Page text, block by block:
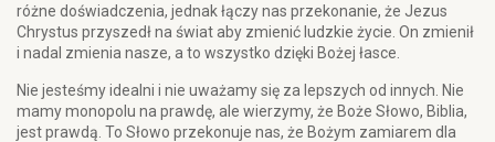
różne doświadczenia, jednak łączy nas przekonanie, że Jezus
Chrystus przyszedł na świat aby zmienić ludzkie życie. On zmienił
i nadal zmienia nasze, a to wszystko dzięki Bożej łasce.
Nie jesteśmy idealni i nie uważamy się za lepszych od innych. Nie
mamy monopolu na prawdę, ale wierzymy, że Boże Słowo, Biblia,
jest prawdą. To Słowo przekonuje nas, że Bożym zamiarem dla